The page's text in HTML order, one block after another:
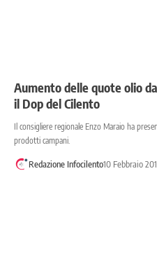
Aumento delle quote olio
il Dop del Cilento
Il consigliere regionale Enzo Maraio ha
prodotti campani.
Redazione Infocilento10 Febbraio